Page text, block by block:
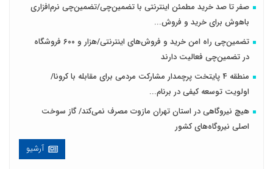
صفر تا صد خرید مطمئن اینترنتی با تضمین‌چی/تضمین‌چی نرم‌افزاری
باهوش برای خرید و فروش‌...
تضمین‌چی راه امن خرید و فروش‌های اینترنتی/هزار و ۶۰۰ فروشگاه
در تضمین‌چی فعالیت دارند
منطقه 4 پایتخت پرچمدار مشارکت مردمی برای مقابله با کرونا/
اولویت توسعه کیفی در برنام...
هیچ نیروگاهی در استان تهران مازوت مصرف نمی‌کند/ گاز سوخت
اصلی نیروگاه‌های کشور
آرشیو